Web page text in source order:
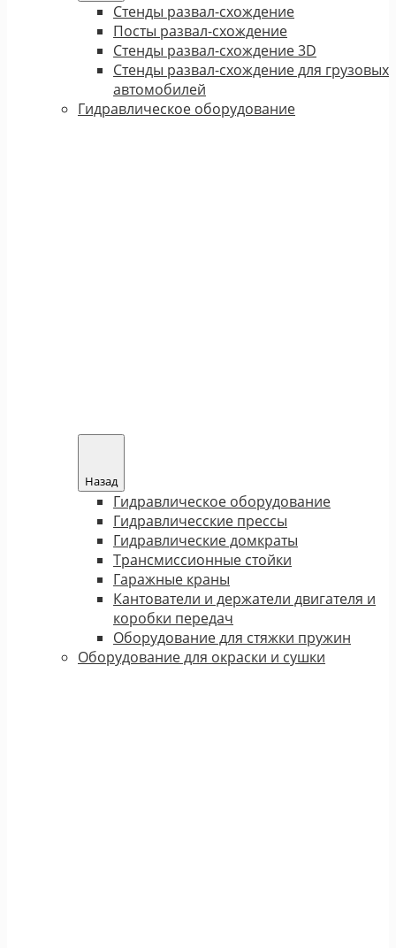
Стенды развал-схождение
Посты развал-схождение
Стенды развал-схождение 3D
Стенды развал-схождение для грузовых
автомобилей
Гидравлическое оборудование
Назад
Гидравлическое оборудование
Гидравличесские прессы
Гидравлические домкраты
Трансмиссионные стойки
Гаражные краны
Кантователи и держатели двигателя и
коробки передач
Оборудование для стяжки пружин
Оборудование для окраски и сушки